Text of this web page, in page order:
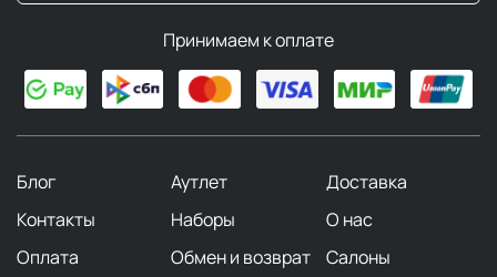
Принимаем к оплате
Блог Аутлет
Доставка
Контакты
Наборы
О нас
Оплата
Обмен и возврат
Салоны